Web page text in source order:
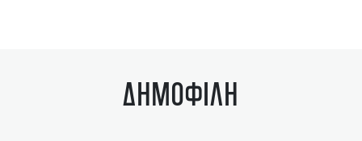
ΔΗΜΟΦΙΛΗ